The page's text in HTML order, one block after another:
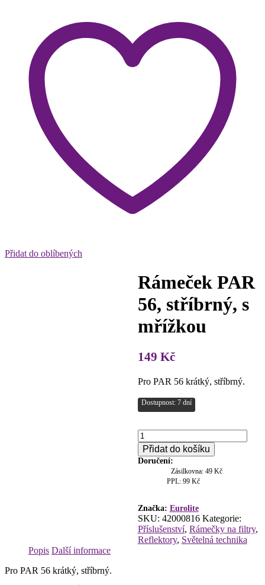
Přidat do oblíbených
Rámeček PAR
56, stříbrný, s
mřížkou
149 Kč
Pro PAR 56 krátký, stříbrný.
Dostupnost: 7 dní
Rámeček
PAR
56,
stříbrný,
Přidat do košíku
Doručení:
Zásilkovna: 49 Kč
PPL: 99 Kč
Značka: Eurolite
SKU: 42000816 Kategorie:
Příslušenství, Rámečky na filtry,
Reflektory, Světelná technika
Popis Další informace
Pro PAR 56 krátký, stříbrný.